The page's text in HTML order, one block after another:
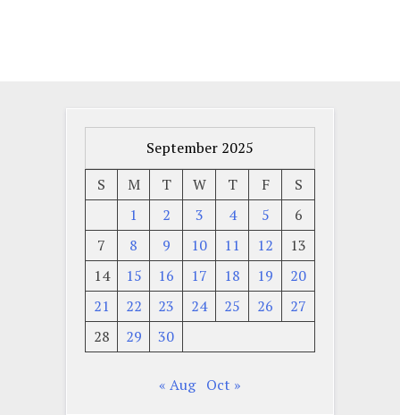
September 2025
S
M T W T F
S
1
2 3 4 5
6
7
8 9 10 11 12
13
14
15 16 17 18 19
20
21
22 23 24 25 26
27
28
29 30
« Aug Oct »